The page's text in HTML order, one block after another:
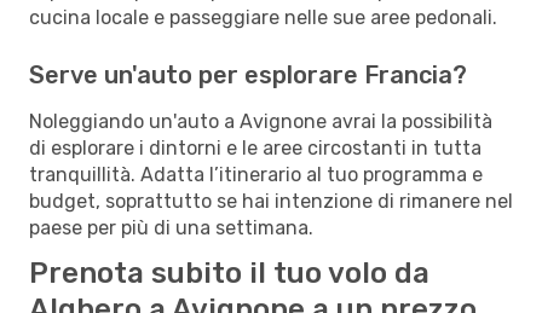
cucina locale e passeggiare nelle sue aree pedonali.
Serve un'auto per esplorare Francia?
Noleggiando un'auto a Avignone avrai la possibilità
di esplorare i dintorni e le aree circostanti in tutta
tranquillità. Adatta l’itinerario al tuo programma e
budget, soprattutto se hai intenzione di rimanere nel
paese per più di una settimana.
Prenota subito il tuo volo da